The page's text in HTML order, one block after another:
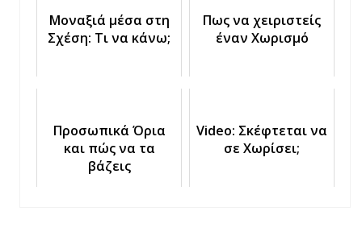
Μοναξιά μέσα στη
Σχέση: Τι να κάνω;
Πως να χειριστείς
έναν Χωρισμό
Προσωπικά Όρια
και πώς να τα
βάζεις
Video: Σκέφτεται να
σε Χωρίσει;